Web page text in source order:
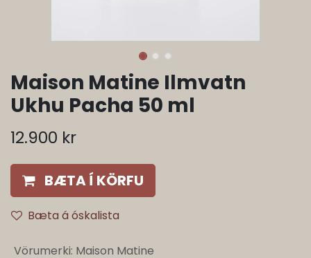
Maison Matine Ilmvatn
Ukhu Pacha 50 ml
12.900 kr
BÆTA Í KÖRFU
Bæta á óskalista
Vörumerki: Maison Matine